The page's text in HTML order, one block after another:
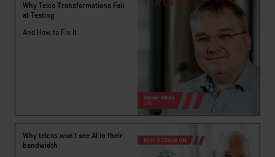
Why Telco Transformations Fail
at Testing
And How to Fix It
Why telcos won't see AI in their
bandwidth